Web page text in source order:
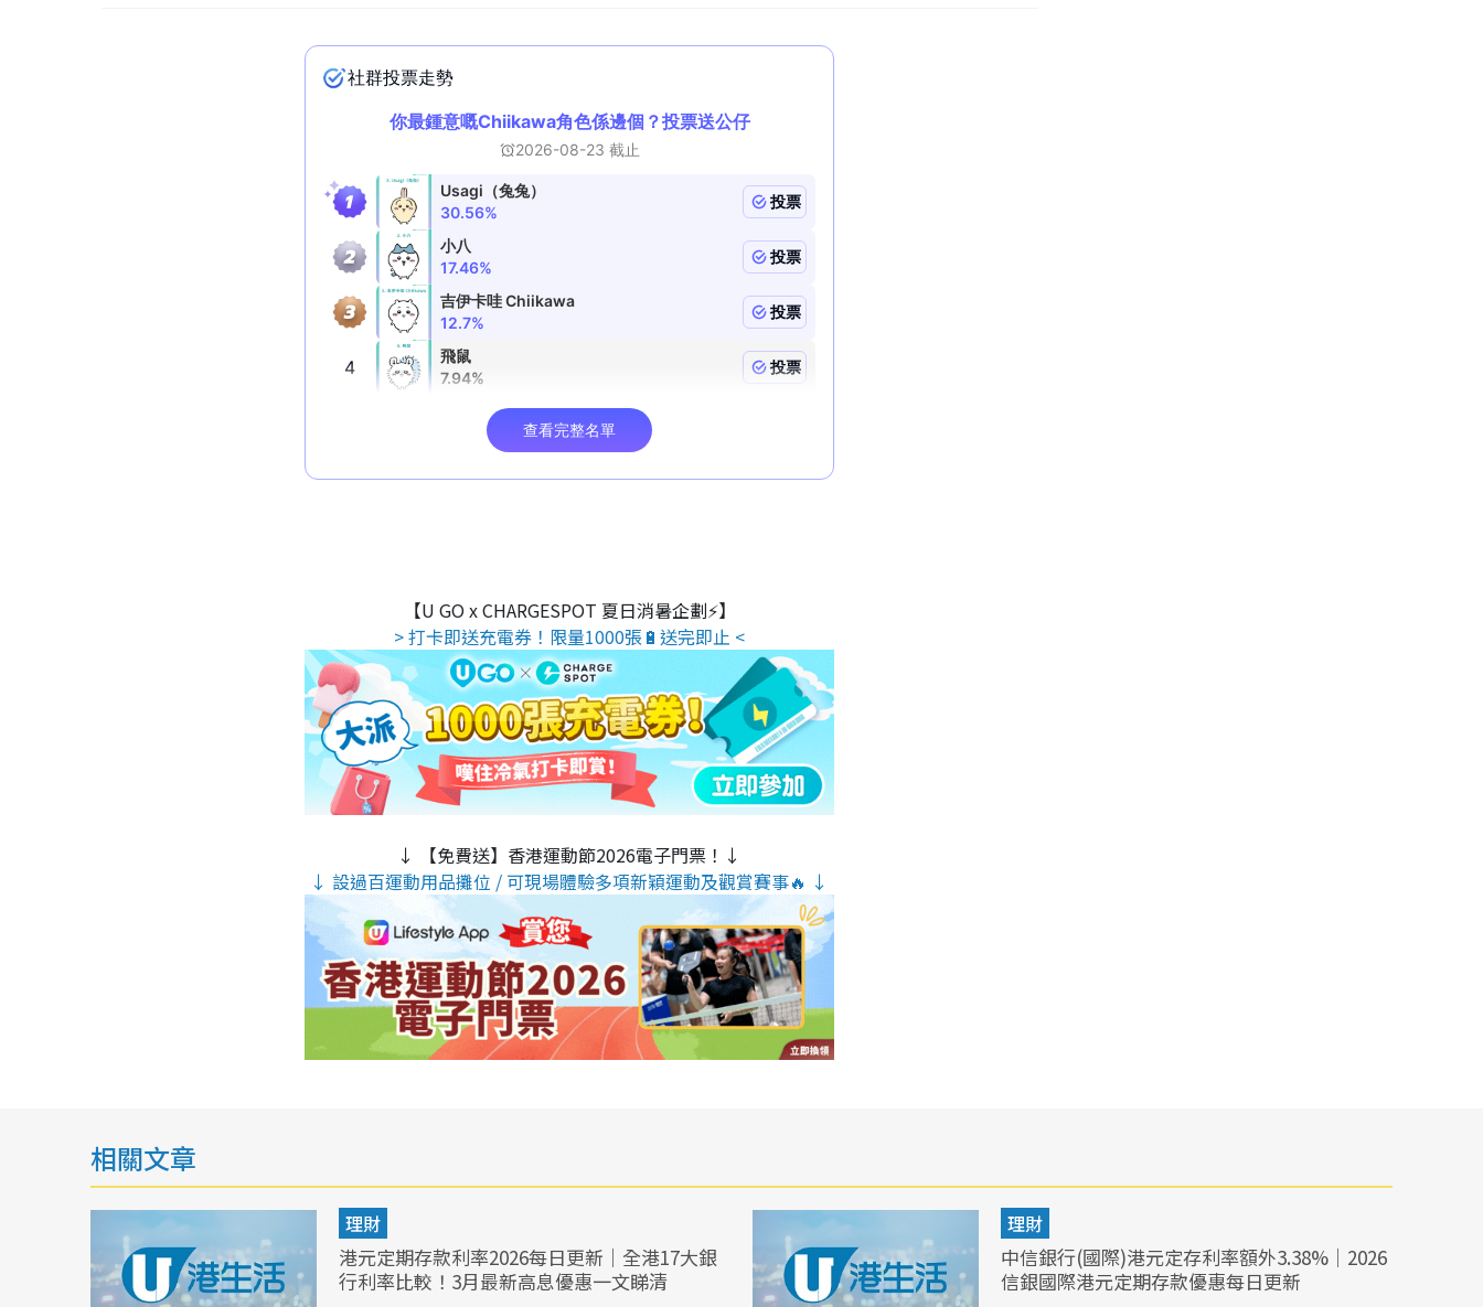
e
【U GO x CHARGESPOT 夏日消暑企劃⚡】
> 打卡即送充電券！限量1000張🔋送完即止 <
↓ 【免費送】香港運動節2026電子門票！↓
↓ 設過百運動用品攤位 / 可現場體驗多項新穎運動及觀賞賽事🔥 ↓
相關文章
理財
港元定期存款利率2026每日更新｜全港17大銀
行利率比較！3月最新高息優惠一文睇清
理財
中信銀行(國際)港元定存利率額外3.38%｜2026
信銀國際港元定期存款優惠每日更新